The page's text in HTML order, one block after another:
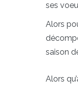
ses
Alors
saison
Alors